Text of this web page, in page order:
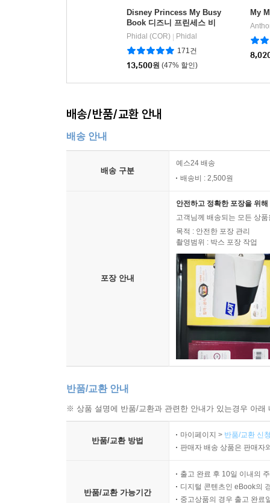
Disney Princess My Busy
Book 디즈니 프린세스 비
지북 피규어책
Phidal (COR)
Phidal
171건
13,500원 (47% 할인)
My
배송/반품/교환 안내
배송 안내
배송 구분
예스24 배송
배송비 : 2,500원
포장 안내
안전하고 정확한 포장을 위
고객님께 배송되는 모든 상
목적 : 안전한 포장 관리
촬영범위 : 박스 포장 작업
반품/교환 안내
※ 상품 설명에 반품/교환과 관련한 안내가 있는경우 아
반품/교환 방법
마이페이지 > 반품/교환 신
판매자 배송 상품은 판매자
반품/교환 가능기간
출고 완료 후 10일 이내의
디지털 콘텐츠인 eBook의
중고상품의 경우 출고 완료